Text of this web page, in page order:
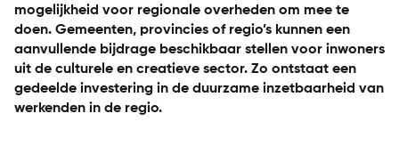
mogelijkheid voor regionale overheden om mee te
doen. Gemeenten, provincies of regio’s kunnen een
aanvullende bijdrage beschikbaar stellen voor inwoners
uit de culturele en creatieve sector. Zo ontstaat een
gedeelde investering in de duurzame inzetbaarheid van
werkenden in de regio.